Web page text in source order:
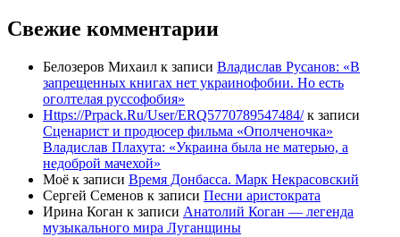
Свежие комментарии
Белозеров Михаил к записи Владислав Русанов: «В
запрещенных книгах нет украинофобии. Но есть
оголтелая руссофобия»
Https://Prpack.Ru/User/ERQ5770789547484/к записи
Сценарист и продюсер фильма «Ополченочка»
Владислав Плахута: «Украина была не матерью, а
недоброй мачехой»
Моё к записи Время Донбасса. Марк Некрасовский
Сергей Семенов к записи Песни аристократа
Ирина Коган к записи Анатолий Коган — легенда
музыкального мира Луганщины